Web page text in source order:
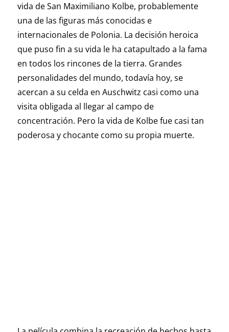
vida de San Maximiliano Kolbe, probablemente
una de las figuras más conocidas e
internacionales de Polonia. La decisión heroica
que puso fin a su vida le ha catapultado a la fama
en todos los rincones de la tierra. Grandes
personalidades del mundo, todavía hoy, se
acercan a su celda en Auschwitz casi como una
visita obligada al llegar al campo de
concentración. Pero la vida de Kolbe fue casi tan
poderosa y chocante como su propia muerte.